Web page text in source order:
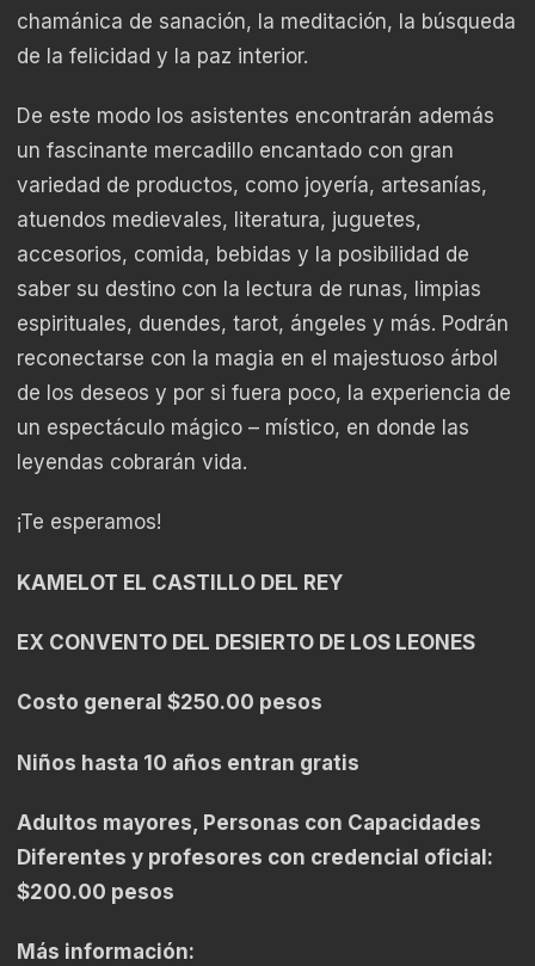
chamánica de sanación, la meditación, la búsqueda
de la felicidad y la paz interior.
De este modo los asistentes encontrarán además
un fascinante mercadillo encantado con gran
variedad de productos, como joyería, artesanías,
atuendos medievales, literatura, juguetes,
accesorios, comida, bebidas y la posibilidad de
saber su destino con la lectura de runas, limpias
espirituales, duendes, tarot, ángeles y más. Podrán
reconectarse con la magia en el majestuoso árbol
de los deseos y por si fuera poco, la experiencia de
un espectáculo mágico – místico, en donde las
leyendas cobrarán vida.
¡Te esperamos!
KAMELOT EL CASTILLO DEL REY
EX CONVENTO DEL DESIERTO DE LOS LEONES
Costo general $250.00 pesos
Niños hasta 10 años entran gratis
Adultos mayores, Personas con Capacidades
Diferentes y profesores con credencial oficial:
$200.00 pesos
Más información: